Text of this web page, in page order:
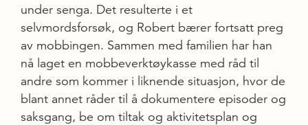
under senga. Det resulterte i et
selvmordsforsøk, og Robert bærer fortsatt preg
av mobbingen. Sammen med familien har han
nå laget en mobbeverktøykasse med råd til
andre som kommer i liknende situasjon, hvor de
blant annet råder til å dokumentere episoder og
saksgang, be om tiltak og aktivitetsplan og